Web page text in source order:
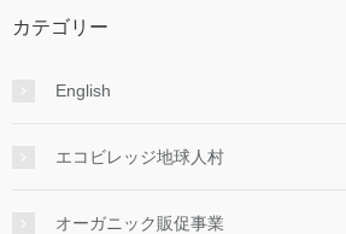
カテゴリー
English
エコビレッジ地球人村
オーガニック販促事業